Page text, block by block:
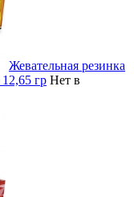
Жевательная резинка
гр Нет в